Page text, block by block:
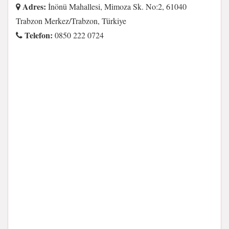
Adres: İnönü Mahallesi, Mimoza Sk. No:2, 61040
Trabzon Merkez/Trabzon, Türkiye
Telefon: 0850 222 0724